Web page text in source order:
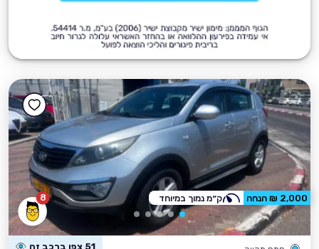
8
51 צפו ברכב זה
2,000 ₪ הנחה ק״מ נמוך במיוחד